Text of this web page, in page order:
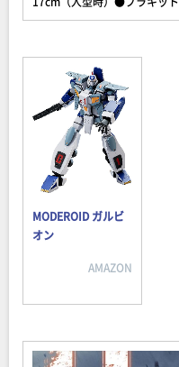
MODEROID ガルビ
オン
AMAZON